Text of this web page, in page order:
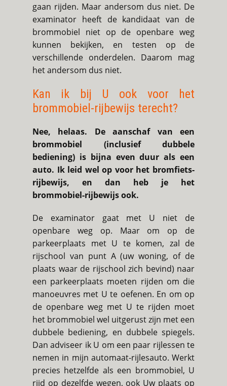
gaan rijden. Maar andersom dus niet. De
examinator heeft de kandidaat van de
brommobiel niet op de openbare weg
kunnen bekijken, en testen op de
verschillende onderdelen. Daarom mag
het andersom dus niet.
Kan ik bij U ook voor het
brommobiel-rijbewijs terecht?
Nee, helaas. De aanschaf van een
brommobiel (inclusief dubbele
bediening) is bijna even duur als een
auto. Ik leid wel op voor het bromfiets-
rijbewijs, en dan heb je het
brommobiel-rijbewijs ook.
De examinator gaat met U niet de
openbare weg op. Maar om op de
parkeerplaats met U te komen, zal de
rijschool van punt A (uw woning, of de
plaats waar de rijschool zich bevind) naar
een parkeerplaats moeten rijden om die
manoeuvres met U te oefenen. En om op
de openbare weg met U te rijden moet
het brommobiel wel uitgerust zijn met een
dubbele bediening, en dubbele spiegels.
Dan adviseer ik U om een paar rijlessen te
nemen in mijn automaat-rijlesauto. Werkt
precies hetzelfde als een brommobiel, U
rijd op dezelfde wegen, ook Uw plaats op